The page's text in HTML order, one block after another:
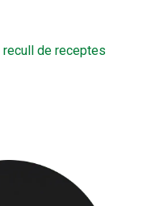
recull de receptes